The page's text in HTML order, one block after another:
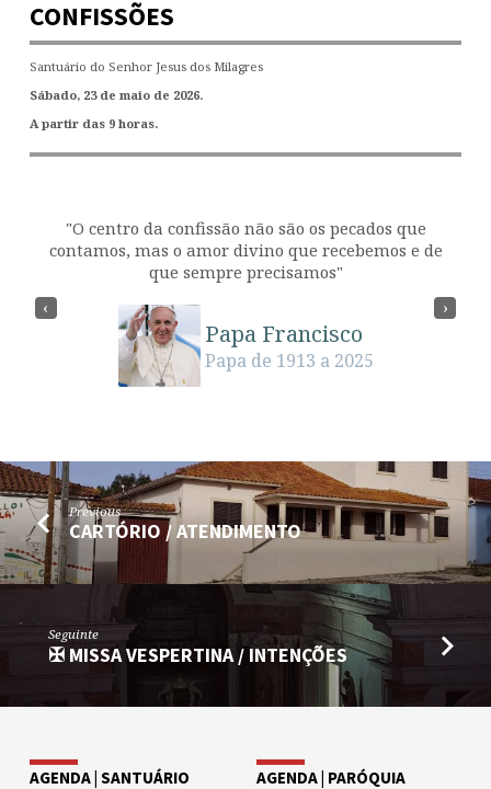
CONFISSÕES
Santuário do Senhor Jesus dos Milagres
Sábado, 23 de maio de 2026.
A partir das 9 horas.
"O centro da confissão não são os pecados que
contamos, mas o amor divino que recebemos e de
que sempre precisamos"
Papa Francisco
Papa de 1913 a 2025
‹ ›
Previous
CARTÓRIO / ATENDIMENTO
Seguinte
✠ MISSA VESPERTINA / INTENÇÕES
AGENDA | SANTUÁRIO AGENDA | PARÓQUIA